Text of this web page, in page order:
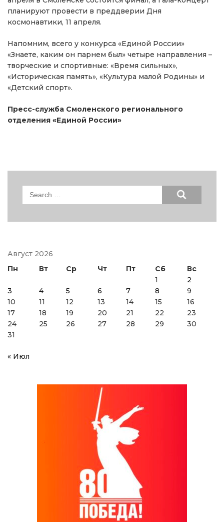
планируют провести в преддверии Дня
космонавтики, 11 апреля.
Напомним, всего у конкурса «Единой России»
«Знаете, каким он парнем был» четыре направления –
творческие и спортивные: «Время сильных»,
«Историческая память», «Культура малой Родины» и
«Детский спорт».
Пресс-служба Смоленского регионального
отделения «Единой России»
Search
Август 2026
Пн
Вт Ср Чт Пт Сб
Вс
1
2
3
4 5 6 7 8
9
10
11 12 13 14 15
16
17
18 19 20 21 22
23
24
25 26 27 28 29
30
31
« Июл